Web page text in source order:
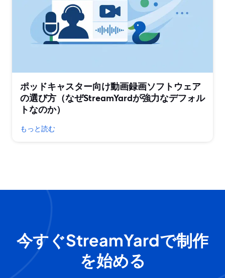
ポッドキャスター向け動画録画ソフトウェア
の選び方（なぜStreamYardが強力なデフォル
トなのか）
もっと読む
今すぐStreamYardで制作
を始める